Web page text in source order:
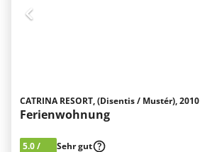
CATRINA RESORT, (Disentis / Mustér), 2010
Ferienwohnung
5.0/
Sehr gut